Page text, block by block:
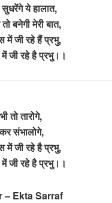
सुधरेंगे ये हालात,
बनेगी मेरी बात,
में जी रहे हैं प्रभु,
जी रहे है प्रभु।।
तो तारोगे,
संभालोगे,
में जी रहे है प्रभु,
जी रहे है प्रभु।।
– Ekta Sarraf